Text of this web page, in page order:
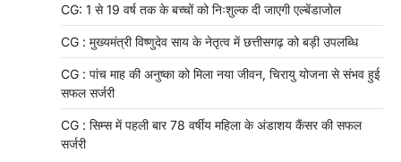
CG: 1 से 19 वर्ष तक के बच्चों को निःशुल्क दी जाएगी एल्बेंडाजोल
CG : मुख्यमंत्री विष्णुदेव साय के नेतृत्व में छत्तीसगढ़ को बड़ी उपलब्धि
CG : पांच माह की अनुष्का को मिला नया जीवन, चिरायु योजना से संभव हुई
सफल सर्जरी
CG : सिम्स में पहली बार 78 वर्षीय महिला के अंडाशय कैंसर की सफल
सर्जरी